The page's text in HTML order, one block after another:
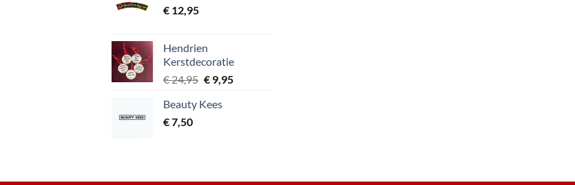
€ 12,95
Hendrien
Kerstdecoratie
€24,95 Oorspronkelijke
was:
€9,95Huidige
Beauty Kees
€7,50